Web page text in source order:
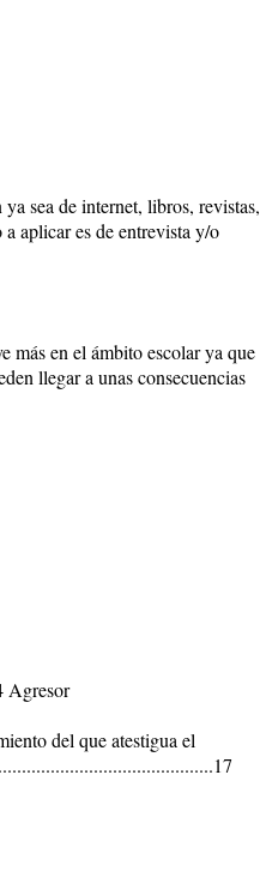
sea de internet, libros, revistas,
aplicar es de entrevista y/o
más en el ámbito escolar ya que
llegar a unas consecuencias
Agresor
del que atestigua el